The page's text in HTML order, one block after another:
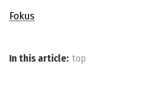
Fokus
In this article: top